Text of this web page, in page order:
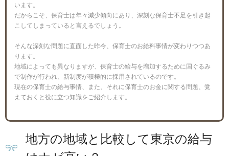
います。
だからこそ、保育士は年々減少傾向にあり、深刻な保育士不足を引き起
こしてしまっていると言えるでしょう。
そんな深刻な問題に直面した昨今、保育士のお給料事情が変わりつつあ
ります。
地域によっても異なりますが、保育士の給与を増加するために国ぐるみ
で制作が行われ、新制度が積極的に採用されているのです。
現在の保育士の給与事情、また、それに保育士のお金に関する問題、覚
えておくと役に立つ知識をご紹介します。
地方の地域と比較して東京の給与